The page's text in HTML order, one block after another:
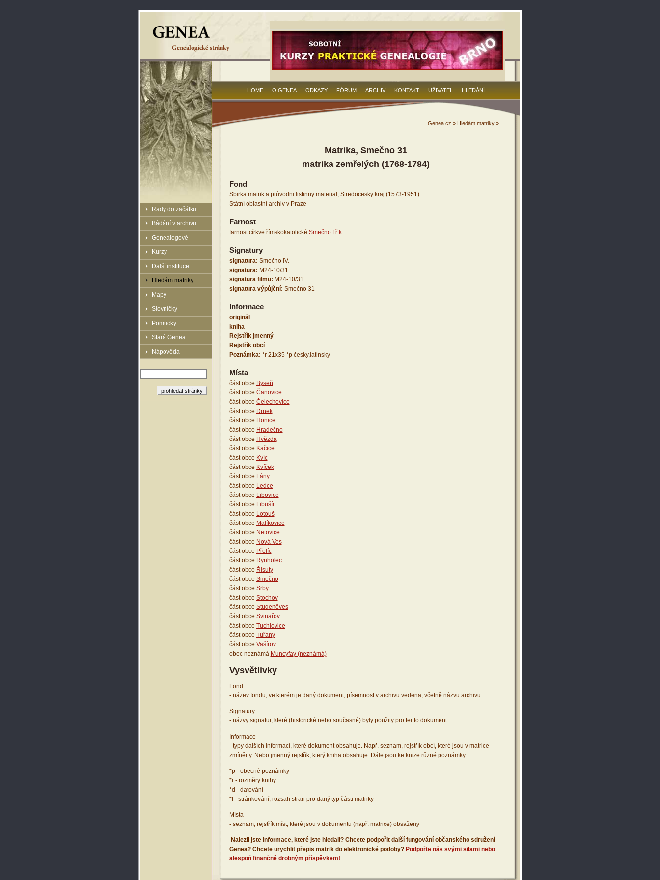
Rady do začátku
Bádání v archivu
Genealogové
Kurzy
Další instituce
Hledám matriky
Mapy
Slovníčky
Pomůcky
Stará Genea
Nápověda
HOME O GENEA ODKAZY FÓRUM ARCHIV KONTAKT UŽIVATEL HLEDÁNÍ
Genea.cz » Hledám matriky»
Matrika, Smečno 31
matrika zemřelých (1768-1784)
Fond
Sbírka matrik a průvodní listinný materiál, Středočeský kraj (1573-1951)
Státní oblastní archiv v Praze
Farnost
farnost církve římskokatolické Smečno f.ř.k.
Signatury
signatura: Smečno IV.
signatura: M24-10/31
signatura filmu: M24-10/31
signatura výpůjční: Smečno 31
Informace
originál
kniha
Rejstřík jmenný
Rejstřík obcí
Poznámka: *r 21x35 *p česky,latinsky
Místa
část obce Byseň
část obce Čanovice
část obce Čelechovice
část obce Drnek
část obce Honice
část obce Hradečno
část obce Hvězda
část obce Kačice
část obce Kvíc
část obce Kvíček
část obce Lány
část obce Ledce
část obce Libovice
část obce Libušín
část obce Lotouš
část obce Malíkovice
část obce Netovice
část obce Nová Ves
část obce Přelíc
část obce Rynholec
část obce Řisuty
část obce Smečno
část obce Srby
část obce Stochov
část obce Studeněves
část obce Svinařov
část obce Tuchlovice
část obce Tuřany
část obce Vašírov
obec neznámá Muncyfay (neznámá)
Vysvětlivky
Fond
- název fondu, ve kterém je daný dokument, písemnost v archivu vedena, včetně názvu archivu
Signatury
- názvy signatur, které (historické nebo současné) byly použity pro tento dokument
Informace
- typy dalších informací, které dokument obsahuje. Např. seznam, rejstřík obcí, které jsou v matrice
zmíněny. Nebo jmenný rejstřík, který kniha obsahuje. Dále jsou ke knize různé poznámky:
*p - obecné poznámky
*r - rozměry knihy
*d - datování
*f - stránkování, rozsah stran pro daný typ části matriky
Místa
- seznam, rejstřík míst, které jsou v dokumentu (např. matrice) obsaženy
Nalezli jste informace, které jste hledali? Chcete podpořit další fungování občanského sdružení
Genea? Chcete urychlit přepis matrik do elektronické podoby? Podpořte nás svými silami nebo
alespoň finančně drobným příspěvkem!